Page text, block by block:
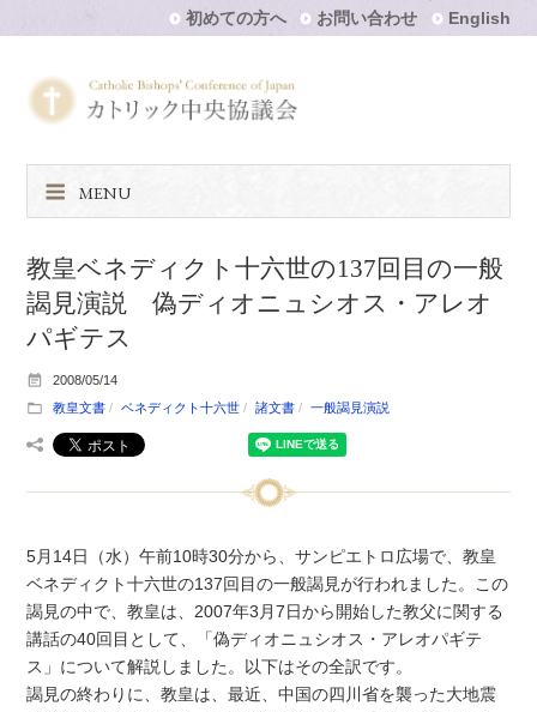
初めての方へ お問い合わせ English
MENU
教皇ベネディクト十六世の137回目の一般
謁見演説 偽ディオニュシオス・アレオ
パギテス
2008/05/14
教皇文書
ベネディクト十六世 諸文書 一般謁見演説
5月14日（水）午前10時30分から、サンピエトロ広場で、教皇
ベネディクト十六世の137回目の一般謁見が行われました。この
謁見の中で、教皇は、2007年3月7日から開始した教父に関する
講話の40回目として、「偽ディオニュシオス・アレオパギテ
ス」について解説しました。以下はその全訳です。
謁見の終わりに、教皇は、最近、中国の四川省を襲った大地震